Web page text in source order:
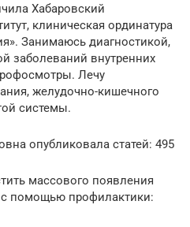
Хабаровский
клиническая ординатура
Занимаюсь диагностикой,
заболеваний внутренних
Лечу
желудочно-кишечного
системы.
опубликовала статей: 495
массового появления
помощью профилактики: